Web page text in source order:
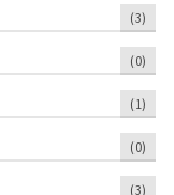
(3)
(0)
(1)
(0)
(3)